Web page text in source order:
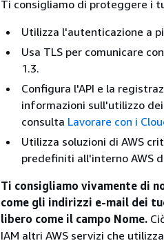
Ti consigliamo di proteggere i
Utilizza l'autenticazione a
Usa TLS per comunicare
1.3.
Configura l'API e la
informazioni sull'utilizzo
consulta Lavorare con i
Utilizza soluzioni di AWS
predefiniti all'interno AWS
Ti consigliamo vivamente di
come gli indirizzi e-mail dei
libero come il campo Nome.
IAM altri AWS servizi che